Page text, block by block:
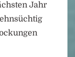
Jahr